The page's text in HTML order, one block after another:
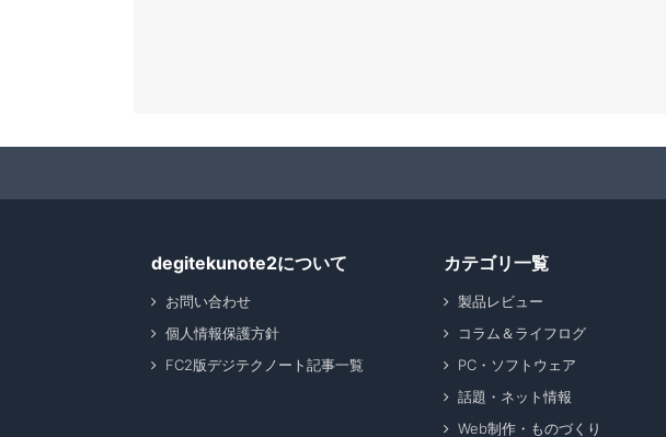
degitekunote2について
お問い合わせ
個人情報保護方針
FC2版デジテクノート記事一覧
カテゴリ一覧
製品レビュー
コラム＆ライフログ
PC・ソフトウェア
話題・ネット情報
Web制作・ものづくり